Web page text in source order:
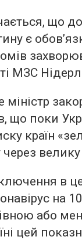
що
є
МЗС
міністр
що поки
країн
велику
в
на
або
цей